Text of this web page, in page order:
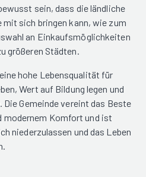
sein, dass die ländliche
mit sich bringen kann, wie zum
an Einkaufsmöglichkeiten
größeren Städten.
hohe Lebensqualität für
Wert auf Bildung legen und
Gemeinde vereint das Beste
modernem Komfort und ist
niederzulassen und das Leben